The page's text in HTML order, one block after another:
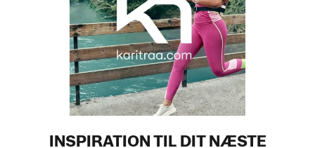
INSPIRATION TIL DIT NÆSTE